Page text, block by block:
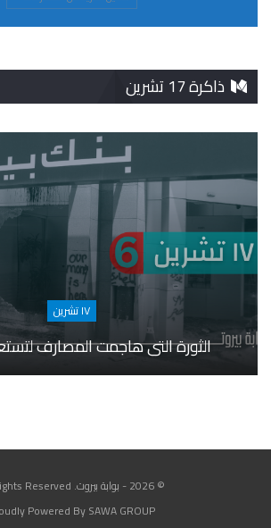
ذاكرة 17 تشرين
١٧ تشرين
الثورة التي هاجمت المصارف
© 2026 - بوابة بيروت. All Rights Reserved
Powered By SAWA GROUP